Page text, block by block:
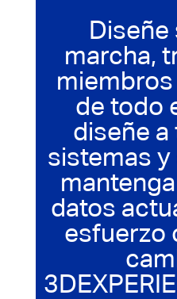
Diseñe
marcha,
de todo
diseñe
sistemas
datos
esfuerzo